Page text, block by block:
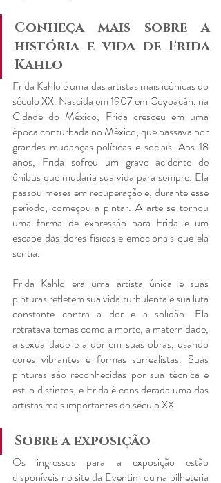
Conheça mais sobre a
história e vida de Frida
Kahlo
Frida Kahlo é uma das artistas mais icônicas do
século XX. Nascida em 1907 em Coyoacán, na
Cidade do México, Frida cresceu em uma
época conturbada no México, que passava por
grandes mudanças políticas e sociais. Aos 18
anos, Frida sofreu um grave acidente de
ônibus que mudaria sua vida para sempre. Ela
passou meses em recuperação e, durante esse
período, começou a pintar. A arte se tornou
uma forma de expressão para Frida e um
escape das dores físicas e emocionais que ela
sentia.
Frida Kahlo era uma artista única e suas
pinturas refletem sua vida turbulenta e sua luta
constante contra a dor e a solidão. Ela
retratava temas como a morte, a maternidade,
a sexualidade e a dor em suas obras, usando
cores vibrantes e formas surrealistas. Suas
pinturas são reconhecidas por sua técnica e
estilo distintos, e Frida é considerada uma das
artistas mais importantes do século XX.
Sobre a exposição
Os ingressos para a exposição estão
disponíveis no site da Eventim ou na bilheteria